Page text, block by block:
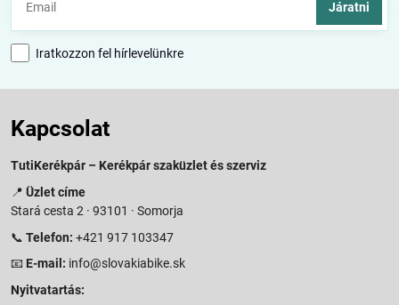
Járatni
Iratkozzon fel hírlevelünkre
Kapcsolat
TutiKerékpár – Kerékpár szaküzlet és szerviz
📍 Üzlet címe
Stará cesta 2 · 93101 · Somorja
📞 Telefon: +421 917 103347
📧 E-mail: info@slovakiabike.sk
Nyitvatartás: